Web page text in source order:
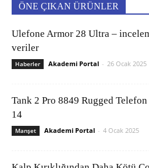
ÖNE ÇIKAN ÜRÜNLER
Ulefone Armor 28 Ultra –
veriler
Haberler Akademi Portal - 26 Ocak 2025
Tank 2 Pro 8849 Rugged
14
Manşet Akademi Portal - 4 Ocak 2025